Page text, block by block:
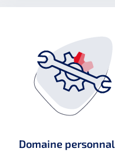
Domaine